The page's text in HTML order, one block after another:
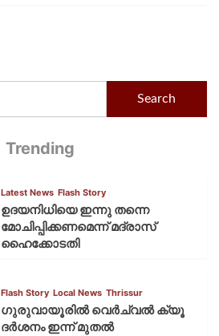
Search
Trending
Latest News Flash Story
ഉദയനിധിയെ ഇന്നു തന്നെ
മോചിപ്പിക്കണമെന്ന് മദ്രാസ്
ഹൈക്കോടതി
Flash Story Local News Thrissur
ഗുരുവായൂരില്‍ വെര്‍ച്വല്‍ ക്യൂ
ദര്‍ശനം ഇന്ന് മുതല്‍